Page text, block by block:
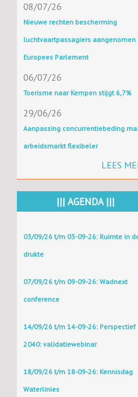
08/07/26
Nieuwe rechten bescherming
luchtvaartpassagiers aangenomen
Europees Parlement
06/07/26
Toerisme naar Kempen stijgt 6,7%
29/06/26
Aanpassing concurrentiebeding
arbeidsmarkt flexibeler
LEES
||| AGENDA |||
03/09/26 t/m 03-09-26: Ruimte in
drukte
07/09/26 t/m 09-09-26: Wadnext
conference
14/09/26 t/m 14-09-26: Perspectief
2040: validatiewebinar
18/09/26 t/m 18-09-26: Kennisdag
Waterlinies